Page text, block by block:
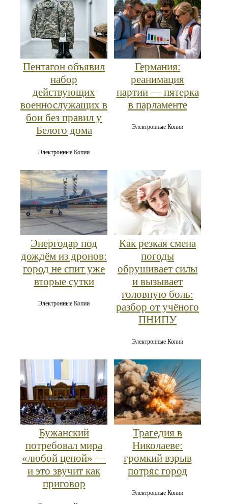
Пентагон объявил
набор
действующих
военнослужащих в
бои без правил у
Белого дома
Электронные Копии
Германия:
реанимация
партии — пятерка
в парламенте
Электронные Копии
Энергодар под
дождём из дронов:
город не спит уже
вторые сутки
Электронные Копии
Как резкая смена
погоды
обрушивает силы
и вызывает
головную боль:
разбор от учёного
ПНИПУ
Электронные Копии
Бужанский
потребовал мира
«любой ценой» —
и это звучит как
приговор
Трагедия в
Николаеве:
громкий взрыв
потряс город
Электронные Копии